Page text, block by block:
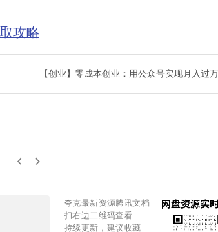
攻略
【创业】零成本创业：用公众号实现月入过万
keyboard_arrow_left keyboard_arrow_right
夸克最新资源腾讯文档
扫右边二维码查看
持续更新，建议收藏